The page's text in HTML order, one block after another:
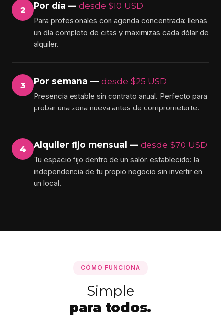
2 Por día — desde $10 USD
Para profesionales con agenda concentrada: llenas
un día completo de citas y maximizas cada dólar de
alquiler.
3 Por semana — desde $25 USD
Presencia estable sin contrato anual. Perfecto para
probar una zona nueva antes de comprometerte.
4 Alquiler fijo mensual — desde $70 USD
Tu espacio fijo dentro de un salón establecido: la
independencia de tu propio negocio sin invertir en
un local.
CÓMO FUNCIONA
Simple
para todos.